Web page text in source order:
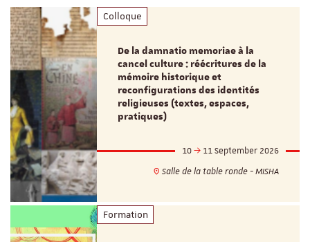
Colloque
De la damnatio memoriae à la
cancel culture : réécritures de la
mémoire historique et
reconfigurations des identités
religieuses (textes, espaces,
pratiques)
10
11 September 2026
Salle de la table ronde - MISHA
Formation